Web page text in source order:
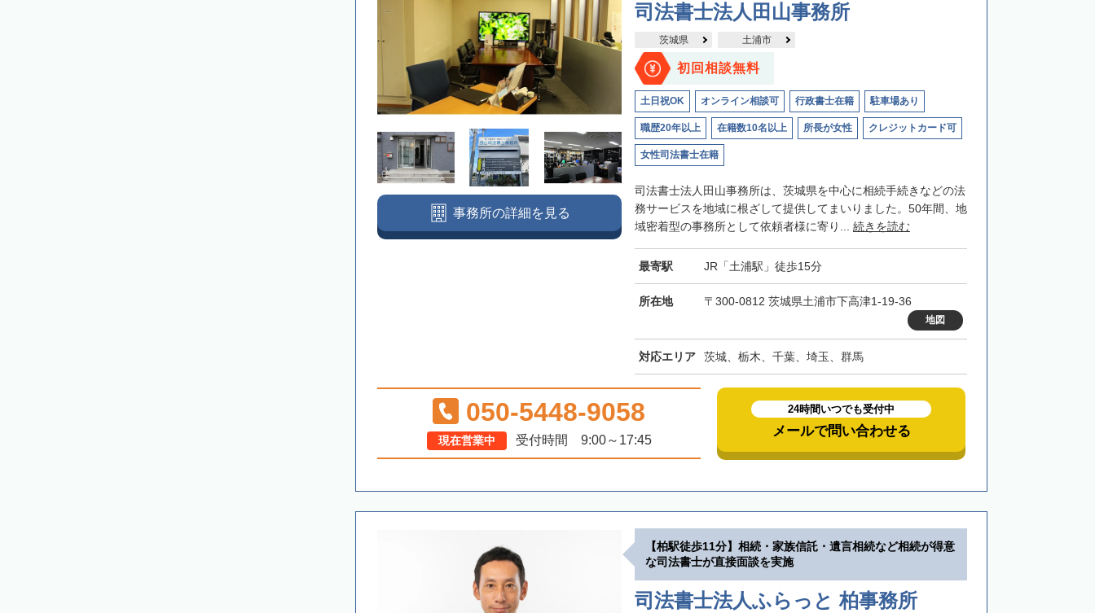
司法書士法人田山事務所
茨城県 土浦市
初回相談無料
土日祝OK オンライン相談可 行政書士在籍 駐車場あり
職歴20年以上 在籍数10名以上 所長が女性 クレジットカード可
女性司法書士在籍
司法書士法人田山事務所は、茨城県を中心に相続手続きなどの法
務サービスを地域に根ざして提供してまいりました。50年間、地
域密着型の事務所として依頼者様に寄り... 続きを読む
最寄駅 JR「土浦駅」徒歩15分
所在地 〒300-0812 茨城県土浦市下高津1-19-36
地図
対応エリア 茨城、栃木、千葉、埼玉、群馬
事務所の詳細を見る
050-5448-9058
現在営業中 受付時間 9:00～17:45
24時間いつでも受付中
メールで問い合わせる
【柏駅徒歩11分】相続・家族信託・遺言相続など相続が得意
な司法書士が直接面談を実施
司法書士法人ふらっと 柏事務所